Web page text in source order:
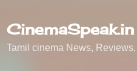
CinemaSpeak.in
Tamil cinema News,